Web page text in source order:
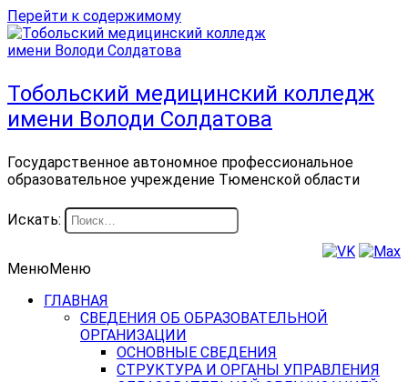
Перейти к содержимому
Тобольский медицинский колледж
имени Володи Солдатова
Государственное автономное профессиональное
образовательное учреждение Тюменской области
Искать:
МенюМеню
ГЛАВНАЯ
СВЕДЕНИЯ ОБ ОБРАЗОВАТЕЛЬНОЙ
ОРГАНИЗАЦИИ
ОСНОВНЫЕ СВЕДЕНИЯ
СТРУКТУРА И ОРГАНЫ УПРАВЛЕНИЯ